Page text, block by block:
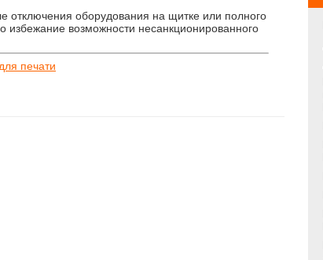
отключения оборудования на щитке или полного
избежание возможности несанкционированного
печати